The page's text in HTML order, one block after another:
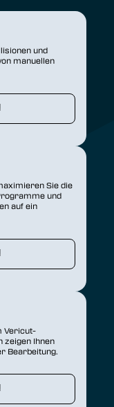
und
manuellen
Sie die
und
auf ein
Vericut-
zeigen Ihnen
Bearbeitung.